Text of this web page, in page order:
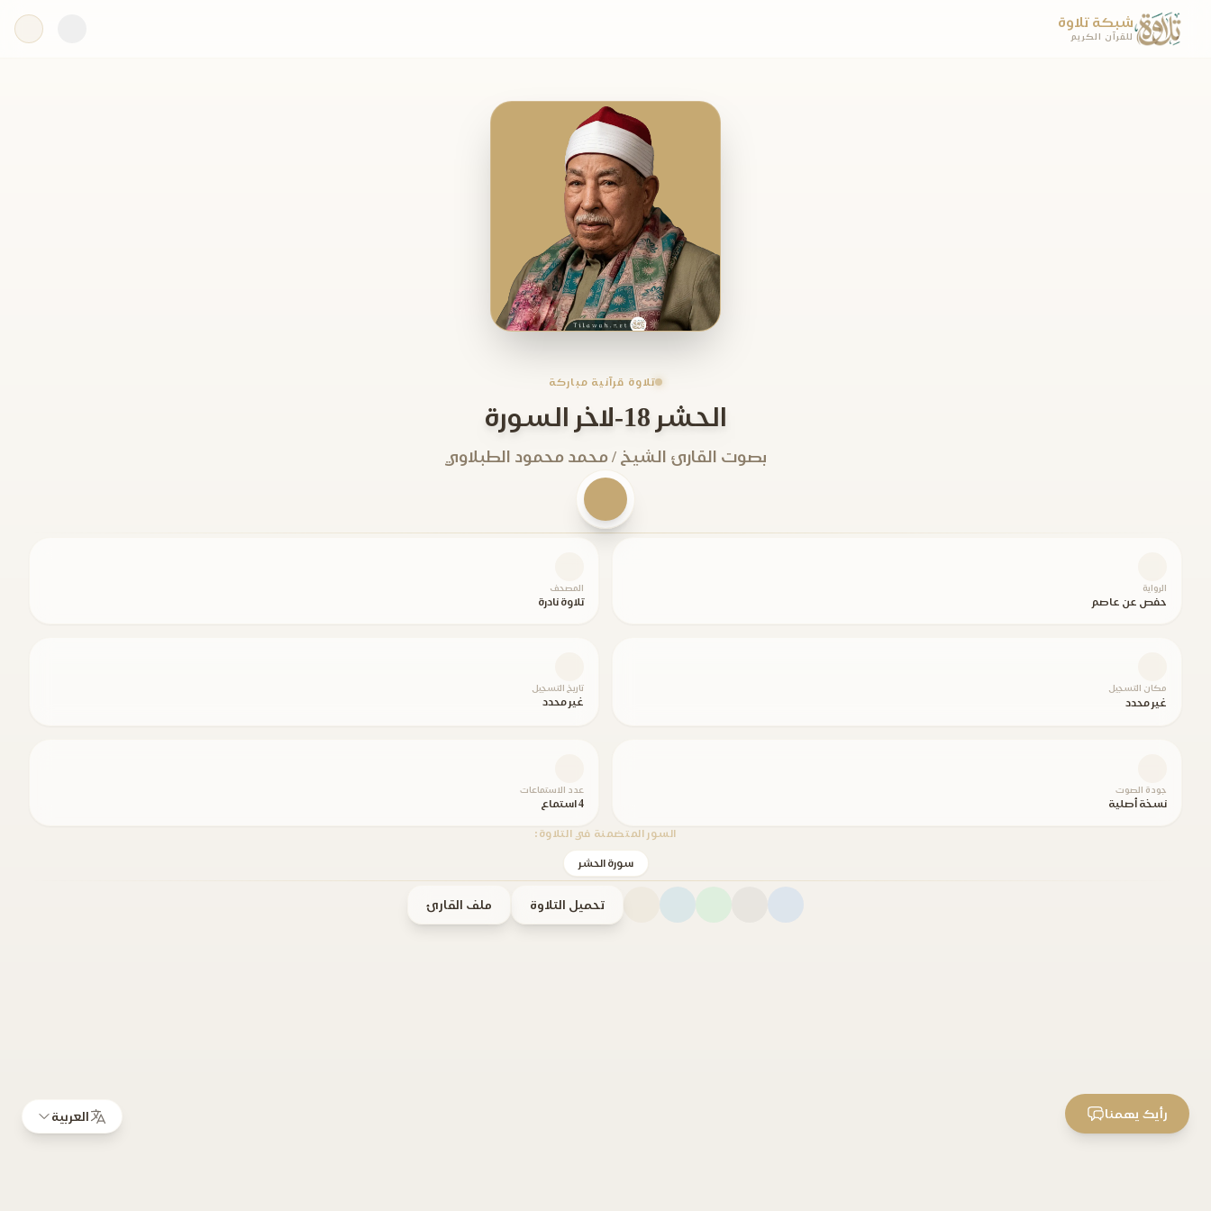
شبكة تلاوة
للقرآن الكريم
تلاوة قرآنية مباركة
الحشر 18-لاخر السورة
بصوت القارئ الشيخ / محمد محمود الطبلاوي
الرواية
حفص عن عاصم
المصحف
تلاوة نادرة
مكان التسجيل
غير محدد
تاريخ التسجيل
غير محدد
جودة الصوت
نسخة أصلية
عدد الاستماعات
4 استماع
السور المتضمنة في التلاوة:
سورة الحشر
تحميل التلاوة ملف القارئ
العربية رأيك يهمنا